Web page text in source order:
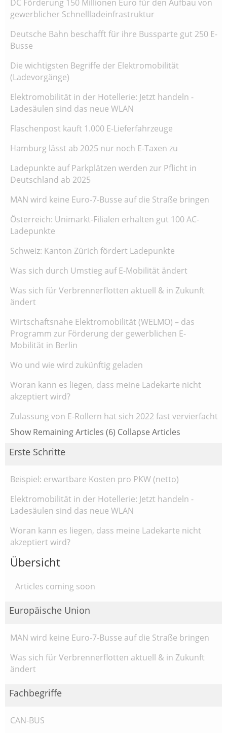
DC Förderung 150 Millionen Euro für den Aufbau von
gewerblicher Schnellladeinfrastruktur
Deutsche Bahn beschafft für ihre Bussparte gut 250 E-
Busse
Die wichtigsten Begriffe der Elektromobilität
(Ladevorgänge)
Elektromobilität in der Hotellerie: Jetzt handeln -
Ladesäulen sind das neue WLAN
Flaschenpost kauft 1.000 E-Lieferfahrzeuge
Hamburg lässt ab 2025 nur noch E-Taxen zu
Ladepunkte auf Parkplätzen werden zur Pflicht in
Deutschland ab 2025
MAN wird keine Euro-7-Busse auf die Straße bringen
Österreich: Unimarkt-Filialen erhalten gut 100 AC-
Ladepunkte
Schweiz: Kanton Zürich fördert Ladepunkte
Was sich durch Umstieg auf E-Mobilität ändert
Was sich für Verbrennerflotten aktuell & in Zukunft
ändert
Wirtschaftsnahe Elektromobilität (WELMO) – das
Programm zur Förderung der gewerblichen E-
Mobilität in Berlin
Wo und wie wird zukünftig geladen
Woran kann es liegen, dass meine Ladekarte nicht
akzeptiert wird?
Zulassung von E-Rollern hat sich 2022 fast vervierfacht
Show Remaining Articles (6) Collapse Articles
Erste Schritte
Beispiel: erwartbare Kosten pro PKW (netto)
Elektromobilität in der Hotellerie: Jetzt handeln -
Ladesäulen sind das neue WLAN
Woran kann es liegen, dass meine Ladekarte nicht
akzeptiert wird?
Übersicht
Articles coming soon
Europäische Union
MAN wird keine Euro-7-Busse auf die Straße bringen
Was sich für Verbrennerflotten aktuell & in Zukunft
ändert
Fachbegriffe
CAN-BUS